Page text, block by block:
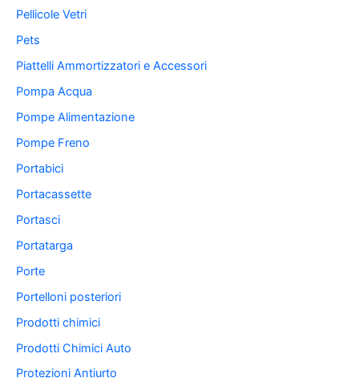
Pellicole Vetri
Pets
Piattelli Ammortizzatori e Accessori
Pompa Acqua
Pompe Alimentazione
Pompe Freno
Portabici
Portacassette
Portasci
Portatarga
Porte
Portelloni posteriori
Prodotti chimici
Prodotti Chimici Auto
Protezioni Antiurto